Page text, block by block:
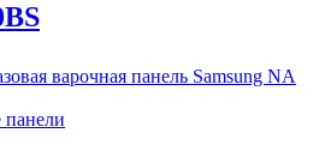
панели